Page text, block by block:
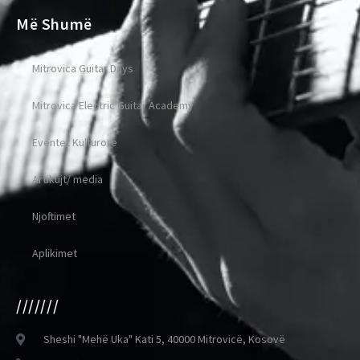
Më Shumë
Mitrovica Guitar Days
Mitrovica Electric Guitar Academy
Eventet Kulturore
Artikujt/ media
Njoftimet
Aplikimet
///////
Sheshi "Mehë Uka" Kati 5, 40000 Mitrovicë, Kosovë